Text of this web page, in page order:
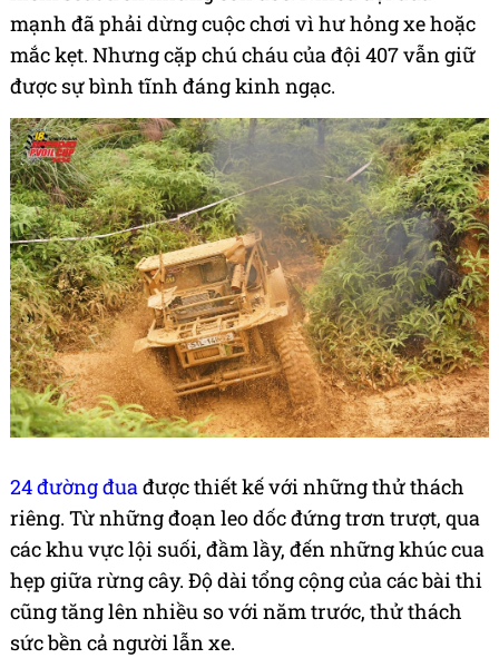
Mưa khiến tầm nhìn bị hạn chế trầm trọng. Bùn
đất bám đầy kính chắn gió, bánh xe trượt không
kiểm soát trên những con dốc. Nhiều đội đua
mạnh đã phải dừng cuộc chơi vì hư hỏng xe hoặc
mắc kẹt. Nhưng cặp chú cháu của đội 407 vẫn giữ
được sự bình tĩnh đáng kinh ngạc.